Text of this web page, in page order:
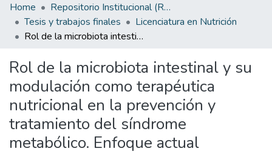
Home
Repositorio Institucional (RI) del Instituto Universitario de Ciencias de la Salud Fundación H. A. Barceló
Tesis y trabajos finales
Licenciatura en Nutrición
Rol de la microbiota intestinal y su modulación como terapéutica nutricional en la prevención y tratamiento del síndrome metabólico. Enfoque actual
Rol de la microbiota intestinal y su
modulación como terapéutica
nutricional en la prevención y
tratamiento del síndrome
metabólico. Enfoque actual